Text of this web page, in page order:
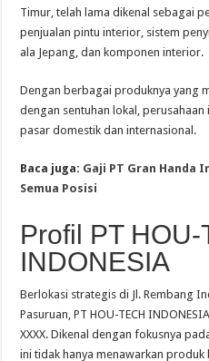
Timur, telah lama dikenal sebagai
penjualan pintu interior, sistem
ala Jepang, dan komponen interior.
Dengan berbagai produknya yang
dengan sentuhan lokal,
pasar domestik dan internasional.
Baca juga: Gaji PT Gran Handa
Semua Posisi
Profil PT HOU-
INDONESIA
Berlokasi strategis di Jl. Rembang
Pasuruan, PT HOU-TECH
XXXX. Dikenal dengan fokusnya
ini tidak hanya menawarkan